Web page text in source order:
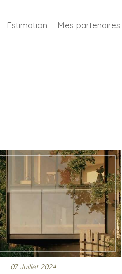
Estimation Mes partenaires
07 Juillet 2024